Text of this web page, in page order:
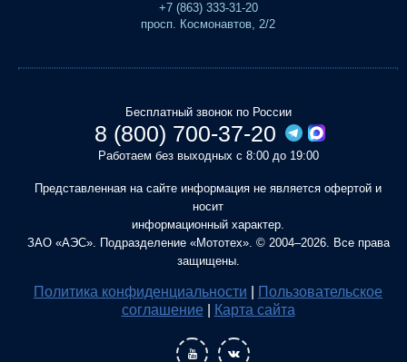
+7 (863) 333-31-20
просп. Космонавтов, 2/2
Бесплатный звонок по России
8 (800) 700-37-20
Работаем без выходных с 8:00 до 19:00
Представленная на сайте информация не является офертой и
носит
информационный характер.
ЗАО «АЭС». Подразделение «Мототех». © 2004–2026. Все права
защищены.
Политика конфиденциальности
Пользовательское
соглашение
Карта сайта